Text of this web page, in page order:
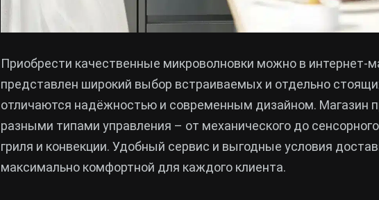
Приобрести качественные микроволновки можно в интернет-
представлен широкий выбор встраиваемых и отдельно
отличаются надёжностью и современным дизайном. Магазин
разными типами управления – от механического до
гриля и конвекции. Удобный сервис и выгодные условия
максимально комфортной для каждого клиента.